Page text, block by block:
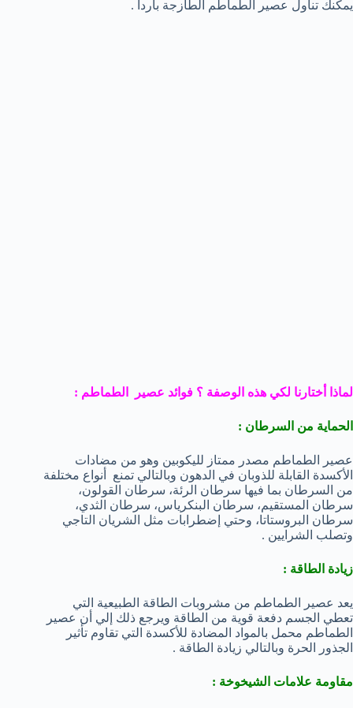
يمكنك تناول عصير الطماطم الطازجة بارداً .
لماذا أختارنا لكي هذه الوصفة ؟ فوائد عصير الطماطم :
الحماية من السرطان :
عصير الطماطم مصدر ممتاز لليكوبين وهو من مضادات
الأكسدة القابلة للذوبان في الدهون وبالتالي تمنع أنواع مختلفة
من السرطان بما فيها سرطان الرئة، سرطان القولون،
سرطان المستقيم، سرطان البنكرياس، سرطان الثدي،
سرطان البروستاتا، وحتي إضطرابات مثل الشريان التاجي
وتصلب الشرايين .
زيادة الطاقة :
يعد عصير الطماطم من مشروبات الطاقة الطبيعية التي
تعطي الجسم دفعة قوية من الطاقة ويرجع ذلك إلي أن عصير
الطماطم محمل بالمواد المضادة للأكسدة التي تقاوم تأثير
الجذور الحرة وبالتالي زيادة الطاقة .
مقاومة علامات الشيخوخة :